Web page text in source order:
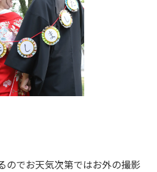
のでお天気次第ではお外の撮影